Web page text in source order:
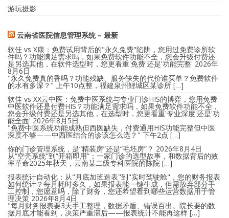
游玩摄影
云南省医院信息管理系统 – 最新
软佳 vs X康：免费试用背后的"永久免费"陷阱，您用过免费诊所软
件吗？功能满足需求吗，如果免费软件功能不全，您会升级付费还
是另选其他，在软件选型时，您更看重'免费'还是'功能完整' 2026年
8月6日
"永久免费真的香吗？功能残缺、服务缺失的代价谁买单？免费软件
的水有多深？" 上午10点整，福建泉州鲤城区某诊所 […]
软佳 vs XX云中医：免费中医系统与专业门诊HIS的博弈，您用免费
中医软件还是付费HIS？功能满足需求吗，如果免费软件功能不全，
您会升级付费还是另选其他，在选型时，您更看重'专业深度'还是'功
能全面' 2026年8月5日
"免费中医系统功能成熟但西医缺失，付费通用HIS功能完整但中医
深度不够——中西医结合的诊该怎么选？" 下午2点 […]
你的门诊管理系统，是“精装房”还是“毛坯房”？ 2026年8月4日
从“空壳系统”到“开箱即用”：一家门诊的选型故事，和数据背后的效
率革命2025年秋天，云南某二级专科医院的陈院 […]
报表统计自动化：从"月底加班造表"到"实时驾驶舱"，您的财务报表
如何统计？每月耗时多久，如果报表能一键生成，但需放弃部分手
工控制，您愿意吗，除了财务，您还希望看到哪些运营数据用于管
理决策 2026年8月4日
"每月财务报表要3天手工整理，数据矛盾、错误百出。院长要的数
据月底才能看到，决策严重滞后——报表统计不能再这样 […]